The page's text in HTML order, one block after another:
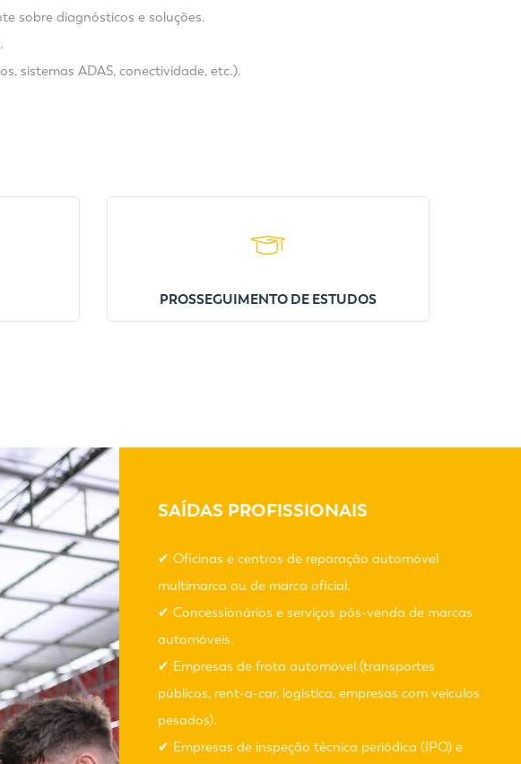
sobre diagnósticos e soluções.
sistemas ADAS, conectividade, etc.).
PROSSEGUIMENTO DE ESTUDOS
SAÍDAS PROFISSIONAIS
✔ Oficinas e centros de reparação automóvel
multimarca ou de marca oficial.
✔ Concessionários e serviços pós-venda de marcas
automóveis.
✔ Empresas de frota automóvel (transportes
públicos, rent-a-car, logística, empresas com veículos
pesados).
✔ Empresas de inspeção técnica periódica (IPO) e